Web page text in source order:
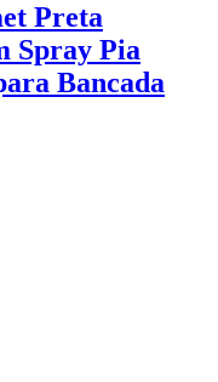
Preta
Spray Pia
Bancada